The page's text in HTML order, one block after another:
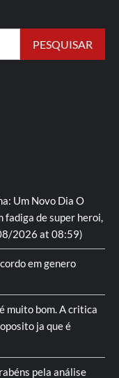
Um Novo Dia O
fadiga de super heroi,
2026 at 08:59)
em genero
muito bom. A critica
ja que é
pela análise